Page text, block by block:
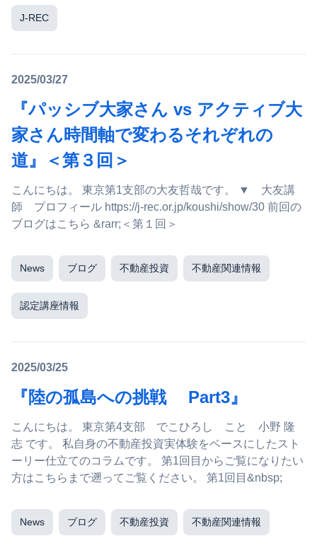
J-REC
2025/03/27
『パッシブ大家さん vs アクティブ大
家さん時間軸で変わるそれぞれの
道』＜第３回＞
こんにちは。 東京第1支部の大友哲哉です。 ▼ 大友講
師 プロフィール https://j-rec.or.jp/koushi/show/30 前回の
ブログはこちら &rarr;＜第１回＞
News ブログ 不動産投資 不動産関連情報
認定講座情報
2025/03/25
『陸の孤島への挑戦 Part3』
こんにちは。 東京第4支部 でこひろし こと 小野 隆
志 です。 私自身の不動産投資実体験をベースにしたスト
ーリー仕立てのコラムです。 第1回目からご覧になりたい
方はこちらまで遡ってご覧ください。 第1回目&nbsp;
News ブログ 不動産投資 不動産関連情報